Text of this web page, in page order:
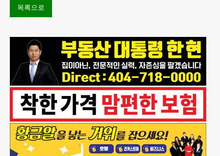
목록으로